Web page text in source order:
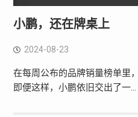
小鹏，还在牌桌上
2024-08-23
在每周公布的品牌销量榜单里
即便这样，小鹏依旧交出了一…